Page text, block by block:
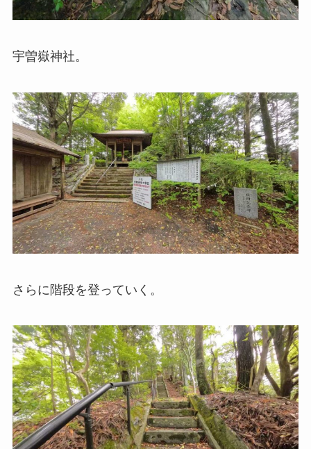
宇曽嶽神社。
さらに階段を登っていく。